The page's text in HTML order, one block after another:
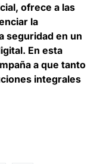
ofrece a las
la
seguridad en un
En esta
a que tanto
integrales